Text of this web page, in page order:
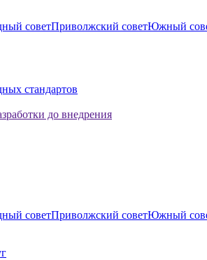
советПриволжский советЮжный
стандартов
до внедрения
советПриволжский советЮжный